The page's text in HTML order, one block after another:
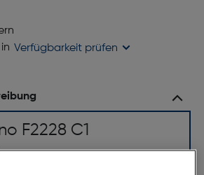
Verfügbarkeit prüfen
F2228 C1